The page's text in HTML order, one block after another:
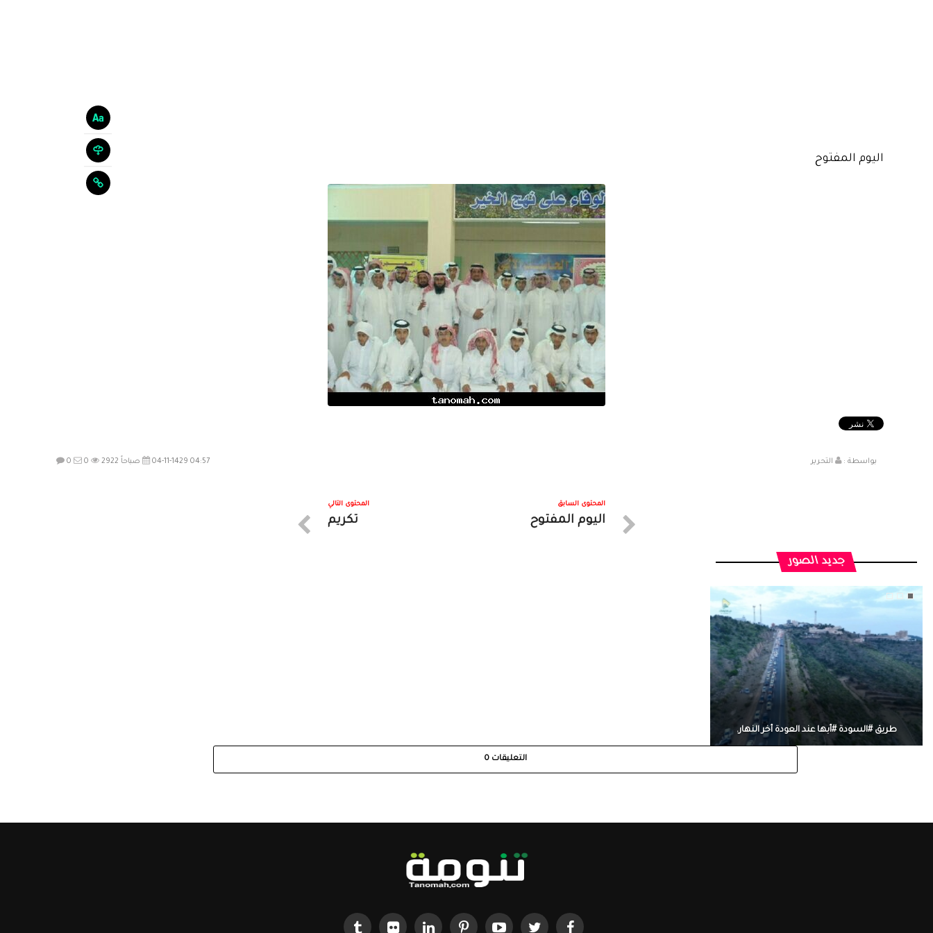
اليوم المفتوح
بواسطة : التحرير 04-11-1429 04:57 صباحاً 0 0 2922
المحتوى السابق
اليوم المفتوح
المحتوى التالي
تكريم
جديد الصور
طريق #السودة #أبها عند العودة أخر النهار.
التعليقات 0